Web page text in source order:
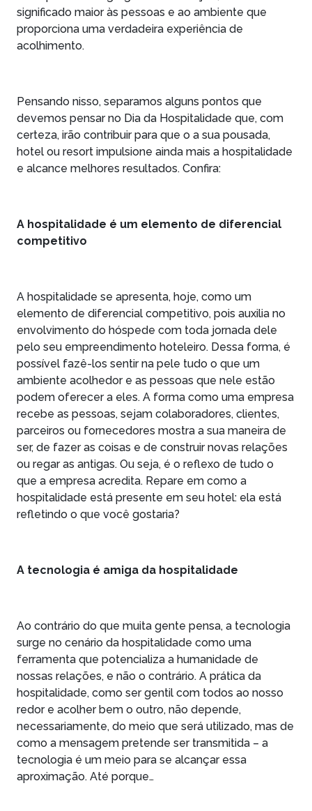
significado maior às pessoas e ao ambiente que
proporciona uma verdadeira experiência de
acolhimento.
Pensando nisso, separamos alguns pontos que
devemos pensar no Dia da Hospitalidade que, com
certeza, irão contribuir para que o a sua pousada,
hotel ou resort impulsione ainda mais a hospitalidade
e alcance melhores resultados. Confira:
A hospitalidade é um elemento de diferencial
competitivo
A hospitalidade se apresenta, hoje, como um
elemento de diferencial competitivo, pois auxilia no
envolvimento do hóspede com toda jornada dele
pelo seu empreendimento hoteleiro. Dessa forma, é
possível fazê-los sentir na pele tudo o que um
ambiente acolhedor e as pessoas que nele estão
podem oferecer a eles. A forma como uma empresa
recebe as pessoas, sejam colaboradores, clientes,
parceiros ou fornecedores mostra a sua maneira de
ser, de fazer as coisas e de construir novas relações
ou regar as antigas. Ou seja, é o reflexo de tudo o
que a empresa acredita. Repare em como a
hospitalidade está presente em seu hotel: ela está
refletindo o que você gostaria?
A tecnologia é amiga da hospitalidade
Ao contrário do que muita gente pensa, a tecnologia
surge no cenário da hospitalidade como uma
ferramenta que potencializa a humanidade de
nossas relações, e não o contrário. A prática da
hospitalidade, como ser gentil com todos ao nosso
redor e acolher bem o outro, não depende,
necessariamente, do meio que será utilizado, mas de
como a mensagem pretende ser transmitida – a
tecnologia é um meio para se alcançar essa
aproximação. Até porque…